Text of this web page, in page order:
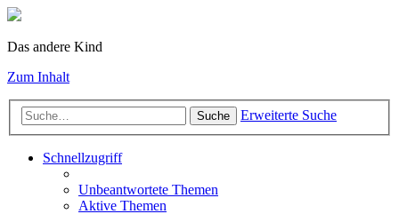
Das andere Kind
Zum Inhalt
Suche Erweiterte Suche
Schnellzugriff
Unbeantwortete Themen
Aktive Themen